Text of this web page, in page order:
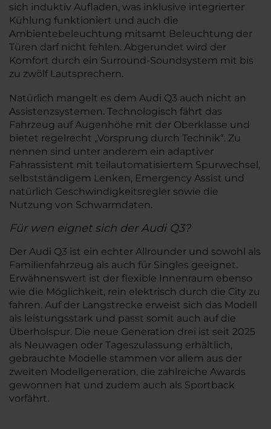
sich induktiv Aufladen, was inklusive integrierter
Kühlung funktioniert und auch die
Ambientebeleuchtung mitsamt Beleuchtung der
Türen darf nicht fehlen. Abgerundet wird der
Komfort durch ein Surround-Soundsystem mit bis
zu zwölf Lautsprechern.
Natürlich mangelt es dem Audi Q3 auch nicht an
Assistenzsystemen. Technologisch fährt das
Fahrzeug auf Augenhöhe mit der Oberklasse und
bietet regelrecht „Vorsprung durch Technik“. Zu
nennen sind unter anderem ein adaptiver
Fahrassistent mit teilautomatisiertem Spurwechsel,
selbstständigem Lenken, Emergency Assist und
natürlich Geschwindigkeitsregler sowie die
Nutzung von Schwarmdaten.
Für wen eignet sich der Audi Q3?
Der Audi Q3 ist ein echter Allrounder und sowohl als
Familienfahrzeug als auch für Singles geeignet.
Erwähnenswert ist der flexible Innenraum ebenso
wie die Möglichkeit, rein elektrisch durch die City zu
fahren. Auf der Langstrecke erweist sich das Modell
als leistungsstark und passt somit auch auf die
Überholspur. Die neue Generation drei ist seit 2025
als Neuwagen oder Tageszulassung erhältlich,
gebrauchte Modelle stammen vor allem aus der
zweiten Modellgeneration, die zahlreiche Awards
gewonnen hat und zudem auch als Sportback
vorfährt.